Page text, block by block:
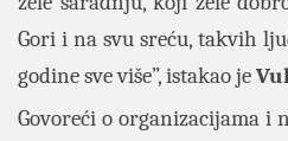
Gori i na svu sreću, takvih
godine sve više”, istakao je
Govoreći o organizacijama